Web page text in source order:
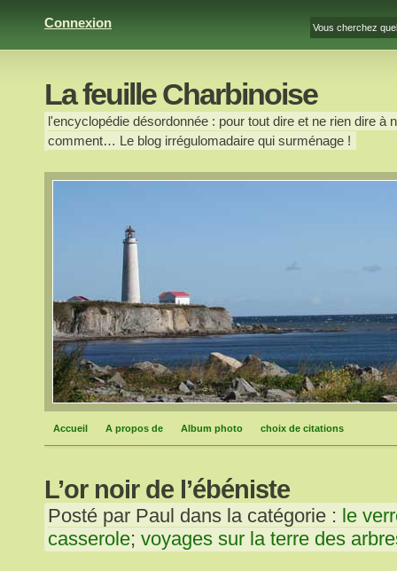
Connexion
La feuille Charbinoise
l'encyclopédie désordonnée : pour tout dire et ne rien dire
comment… Le blog irrégulomadaire qui surménage !
Accueil A propos de Album photo choix de citations
L’or noir de l’ébéniste
Posté par Paul dans la catégorie : le
casserole; voyages sur la terre des